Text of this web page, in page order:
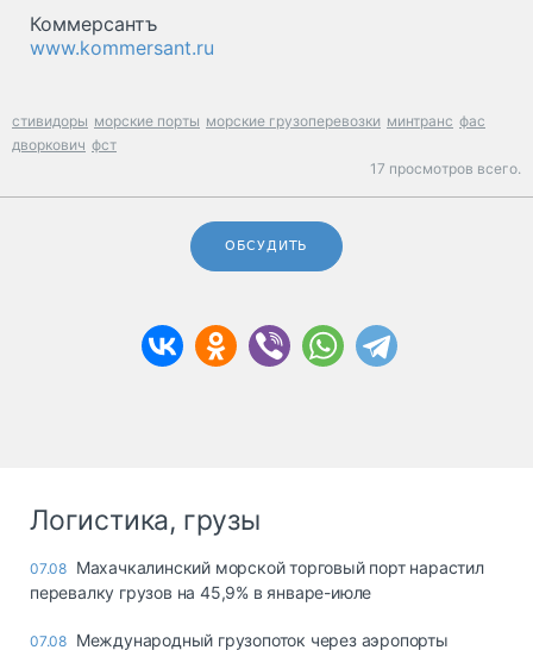
Коммерсантъ
www.kommersant.ru
стивидоры морские порты морские грузоперевозки минтранс фас
дворкович фст
17 просмотров всего.
ОБСУДИТЬ
Логистика, грузы
07.08 Махачкалинский морской торговый порт нарастил
перевалку грузов на 45,9% в январе-июле
07.08 Международный грузопоток через аэропорты